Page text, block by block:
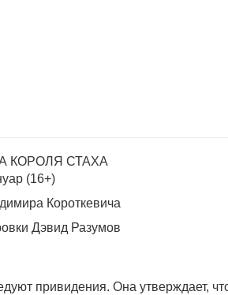
КОРОЛЯ СТАХА
(16+)
Короткевича
Дэвид Разумов
привидения. Она утверждает,